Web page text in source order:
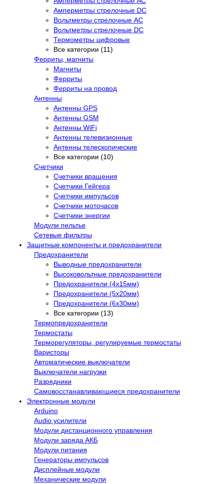
Амперметры стрелочные DC
Вольтметры стрелочные AC
Вольтметры стрелочные DC
Термометры цифровые
Все категории (11)
Ферриты, магниты
Магниты
Ферриты
Ферриты на провод
Антенны
Антенны GPS
Антенны GSM
Антенны WiFi
Антенны телевизионные
Антенны телескопические
Все категории (10)
Счетчики
Счетчики вращения
Счетчики Гейгера
Счетчики импульсов
Счетчики моточасов
Счетчики энергии
Модули пельтье
Сетевые фильтры
Защитные компоненты и предохранители
Предохранители
Выводные предохранители
Высоковольтные предохранители
Предохранители (4х15мм)
Предохранители (5х20мм)
Предохранители (6х30мм)
Все категории (13)
Термопредохранители
Термостаты
Терморегуляторы, регулируемые термостаты
Варисторы
Автоматические выключатели
Выключатели нагрузки
Разрядники
Самовосстанавливающиеся предохранители
Электронные модули
Arduino
Audio усилители
Модули дистанционного управления
Модули заряда АКБ
Модули питания
Генераторы импульсов
Дисплейные модули
Механические модули